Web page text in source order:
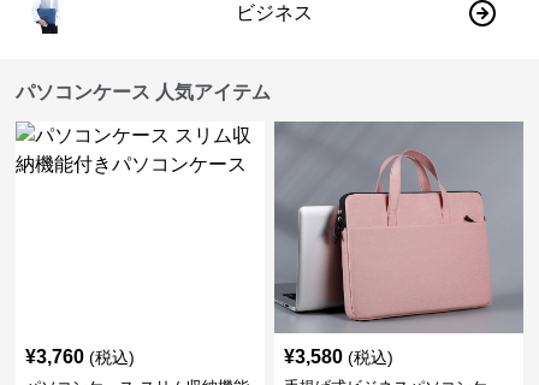
ビジネス
パソコンケース 人気アイテム
¥3,760 (税込) ¥3,580 (税込)